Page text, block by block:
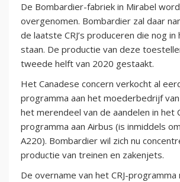
De Bombardier-fabriek in Mirabel
overgenomen. Bombardier zal daar
de laatste CRJ’s produceren die nog
staan. De productie van deze
tweede helft van 2020 gestaakt.
Het Canadese concern verkocht al
programma aan het moederbedrijf van
het merendeel van de aandelen in het
programma aan Airbus (is inmiddels
A220). Bombardier wil zich nu
productie van treinen en zakenjets.
De overname van het CRJ-